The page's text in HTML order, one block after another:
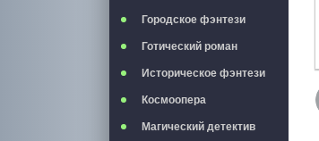
Городское фэнтези
Готический роман
Историческое фэнтези
Космоопера
Магический детектив